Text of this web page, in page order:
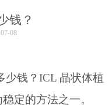
钱？
08
少钱？ICL 晶状体植
定的方法之一。